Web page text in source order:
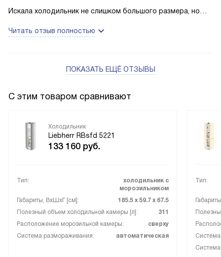
Искала холодильник не слишком большого размера, но
совмещает в себе все эти плюсы, кроме того имеет
Читать отзыв полностью
ПОКАЗАТЬ ЕЩЁ ОТЗЫВЫ
С этим товаром сравнивают
Холодильник
Liebherr RBsfd 5221
133 160 руб.
Тип:
холодильник с
морозильником
Габариты, ВxШxГ [см]:
185.5 х 59.7 х 67.5
Полезный объем холодильной камеры [л]:
311
Расположение морозильной камеры:
сверху
Система размораживания:
автоматическая
Тип: